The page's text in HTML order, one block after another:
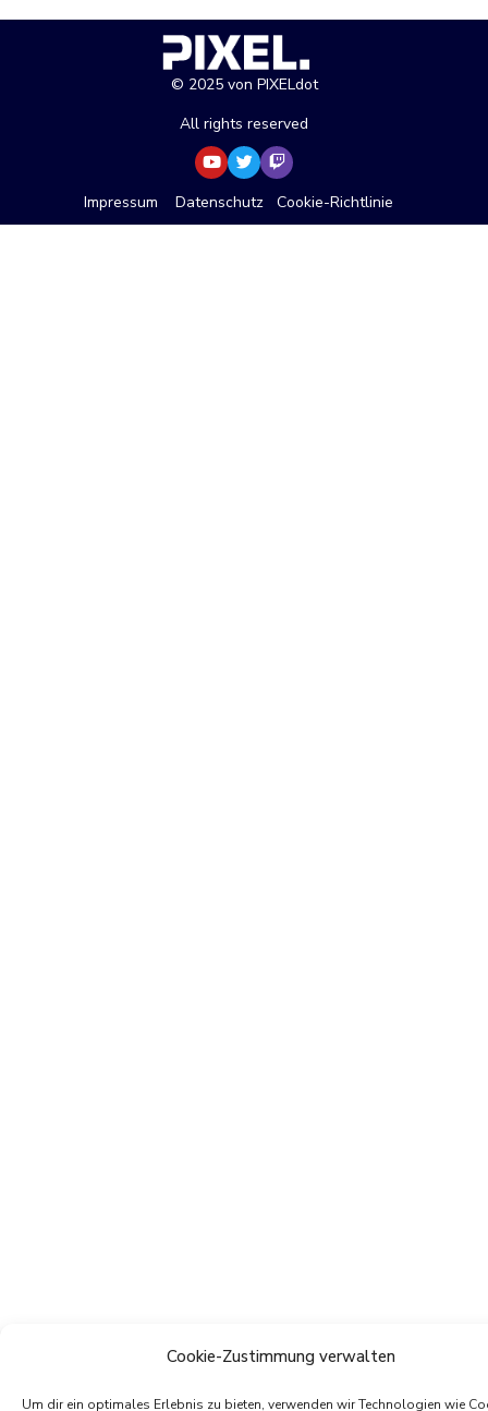
Cookie-Zustimmung verwalten
Um dir ein optimales Erlebnis zu bieten, verwenden wir Technologien wie
© 2025 von PIXELdot
All rights reserved
Impressum Datenschutz Cookie-Richtlinie